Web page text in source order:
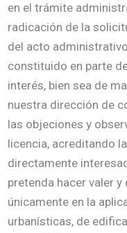
en el trámite
radicación de la
del acto
constituido en parte
interés, bien sea de
nuestra dirección de
las objeciones y
licencia, acreditando
directamente
pretenda hacer valer
únicamente en la
urbanísticas, de